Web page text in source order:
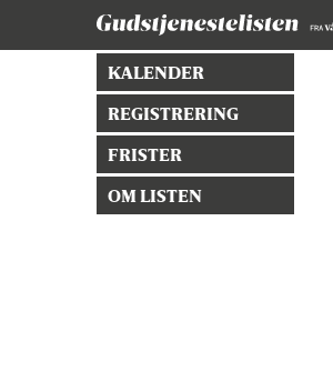
KALENDER
REGISTRERING
FRISTER
OM LISTEN